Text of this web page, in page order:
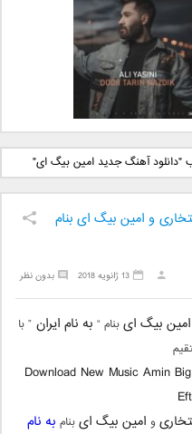
دانلود آهنگ جدید فرزاد
فرزین بنام آتیش
دانلود آهنگ جدید علی
یاسینی بنام دورترین نزدیک
"دانلود آهنگ جدید امین بیگ ای"
و امین بیگ ای بنام
بدون نظر 13 ژانویه 2018
امین بیگ ایبنام “ به نام ایران” با
Download New Music Amin
و امین بیگ ایبنام به نام